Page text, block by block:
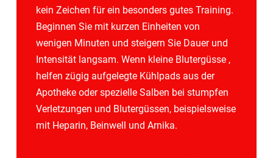
kein Zeichen für ein besonders gutes Training.
Beginnen Sie mit kurzen Einheiten von
wenigen Minuten und steigern Sie Dauer und
Intensität langsam. Wenn kleine Blutergüsse ,
helfen zügig aufgelegte Kühlpads aus der
Apotheke oder spezielle Salben bei stumpfen
Verletzungen und Blutergüssen, beispielsweise
mit Heparin, Beinwell und Arnika.